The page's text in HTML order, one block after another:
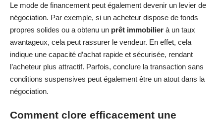
Le mode de financement peut également devenir un levier de
négociation. Par exemple, si un acheteur dispose de fonds
propres solides ou a obtenu un prêt immobilier à un taux
avantageux, cela peut rassurer le vendeur. En effet, cela
indique une capacité d’achat rapide et sécurisée, rendant
l’acheteur plus attractif. Parfois, conclure la transaction sans
conditions suspensives peut également être un atout dans la
négociation.
Comment clore efficacement une